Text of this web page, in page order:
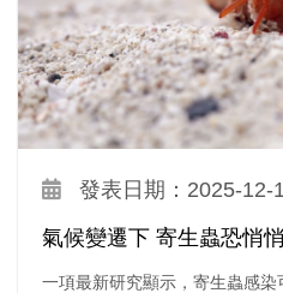
發表日期：2025-12-
氣候變遷下 寄生蟲恐悄
一項最新研究顯示，寄生蟲感